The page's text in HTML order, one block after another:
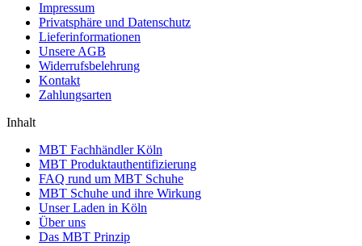
Impressum
Privatsphäre und Datenschutz
Lieferinformationen
Unsere AGB
Widerrufsbelehrung
Kontakt
Zahlungsarten
Inhalt
MBT Fachhändler Köln
MBT Produktauthentifizierung
FAQ rund um MBT Schuhe
MBT Schuhe und ihre Wirkung
Unser Laden in Köln
Über uns
Das MBT Prinzip